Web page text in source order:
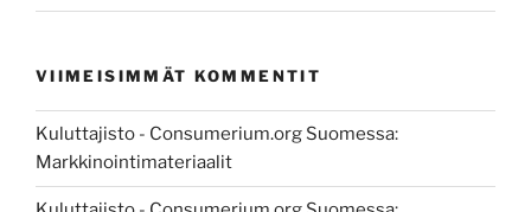
VIIMEISIMMÄT KOMMENTIT
Kuluttajisto - Consumerium.org Suomessa:
Markkinointimateriaalit